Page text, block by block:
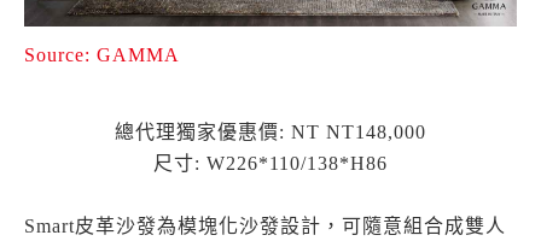
Source: GAMMA
總代理獨家優惠價: NT NT148,000
尺寸: W226*110/138*H86
Smart皮革沙發為模塊化沙發設計，可隨意組合成雙人